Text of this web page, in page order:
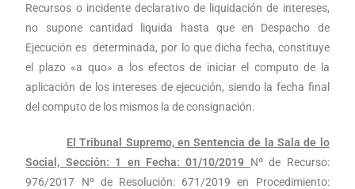
Recursos o incidente declarativo de liquidación de intereses,
no supone cantidad liquida hasta que en Despacho de
Ejecución es determinada, por lo que dicha fecha, constituye
el plazo «a quo» a los efectos de iniciar el computo de la
aplicación de los intereses de ejecución, siendo la fecha final
del computo de los mismos la de consignación.
El Tribunal Supremo, en Sentencia de la Sala de lo
Social, Sección: 1 en Fecha: 01/10/2019 Nº de Recurso:
976/2017 Nº de Resolución: 671/2019 en Procedimiento: